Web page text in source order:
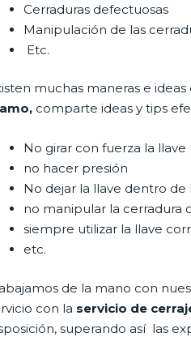
Cerraduras defectuosas
Manipulación de las
Etc.
muchas maneras e
comparte ideas y tips
No girar con fuerza la llave
no hacer presión
No dejar la llave dentro de
no manipular la cerradura
siempre utilizar la llave
etc.
de la mano con
con la servicio de
superando así las